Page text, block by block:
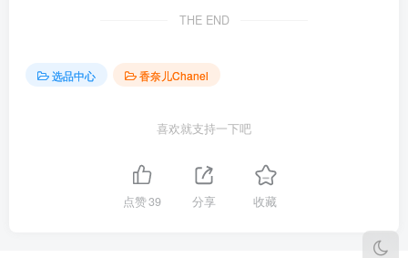
THE END
选品中心 香奈儿Chanel
喜欢就支持一下吧
点赞39 分享 收藏